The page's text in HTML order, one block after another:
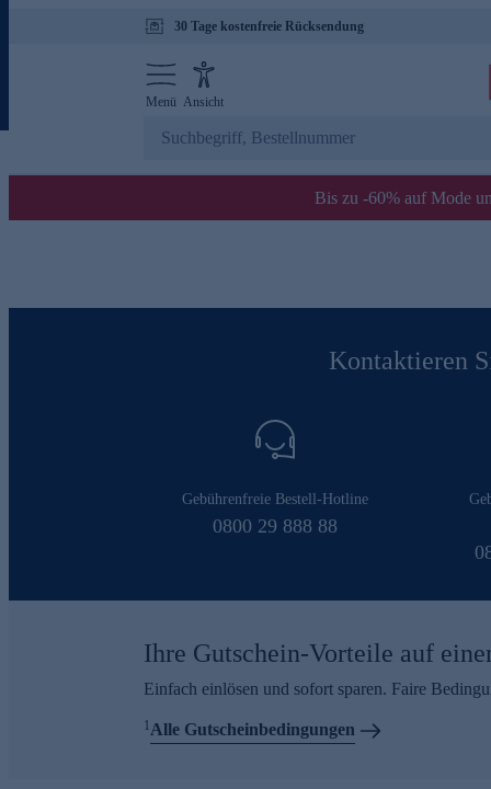
30 Tage kostenfreie Rücksendung
Menü Ansicht
Bis zu -60% auf Mode
Kontaktieren
Gebührenfreie Bestell-Hotline
0800 29 888 88
Ihre Gutschein-Vorteile auf
Einfach einlösen und sofort sparen. Faire
1Alle Gutscheinbedingungen